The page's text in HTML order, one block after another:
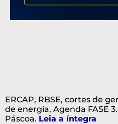
ERCAP, RBSE, cortes de
de energia, Agenda FASE
Páscoa. Leia a íntegra